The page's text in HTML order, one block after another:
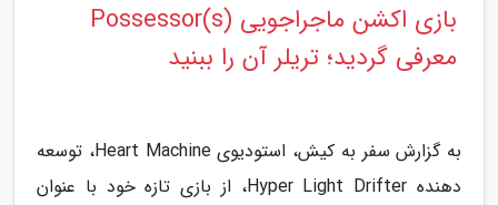
بازی اکشن ماجراجویی Possessor(s)
معرفی گردید؛ تریلر آن را ببنید
به گزارش سفر به کیش، استودیوی Heart Machine، توسعه
دهنده Hyper Light Drifter، از بازی تازه خود با عنوان